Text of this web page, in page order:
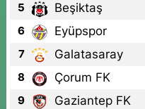
5 Beşiktaş
6 Eyüpspor
7 Galatasaray
8 Çorum FK
9 Gaziantep FK